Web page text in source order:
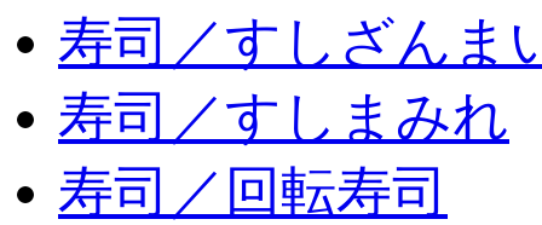
寿司／すしざんま
寿司／すしまみれ
寿司／回転寿司